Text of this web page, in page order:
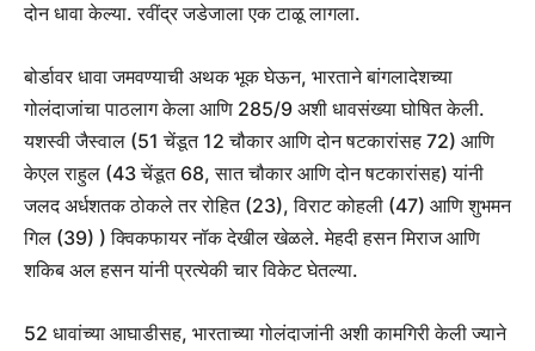
दोन धावा केल्या. रवींद्र जडेजाला एक टाळू लागला.
बोर्डावर धावा जमवण्याची अथक भूक घेऊन, भारताने बांगलादेशच्या
गोलंदाजांचा पाठलाग केला आणि 285/9 अशी धावसंख्या घोषित केली.
यशस्वी जैस्वाल (51 चेंडूत 12 चौकार आणि दोन षटकारांसह 72) आणि
केएल राहुल (43 चेंडूत 68, सात चौकार आणि दोन षटकारांसह) यांनी
जलद अर्धशतक ठोकले तर रोहित (23), विराट कोहली (47) आणि शुभमन
गिल (39) ) क्विकफायर नॉक देखील खेळले. मेहदी हसन मिराज आणि
शकिब अल हसन यांनी प्रत्येकी चार विकेट घेतल्या.
52 धावांच्या आघाडीसह, भारताच्या गोलंदाजांनी अशी कामगिरी केली ज्याने